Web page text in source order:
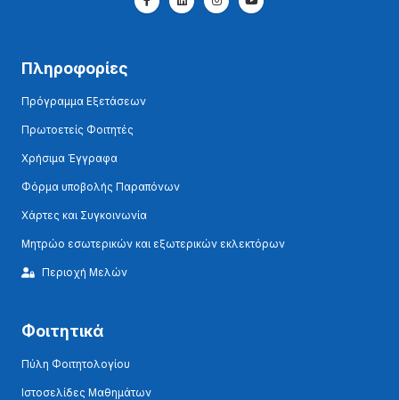
Πληροφορίες
Πρόγραμμα Εξετάσεων
Πρωτοετείς Φοιτητές
Χρήσιμα Έγγραφα
Φόρμα υποβολής Παραπόνων
Χάρτες και Συγκοινωνία
Μητρώο εσωτερικών και εξωτερικών εκλεκτόρων
Περιοχή Μελών
Φοιτητικά
Πύλη Φοιτητολογίου
Ιστοσελίδες Μαθημάτων